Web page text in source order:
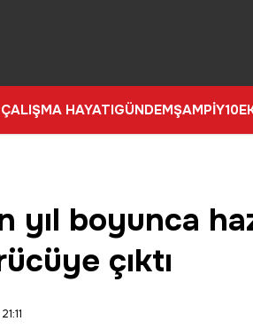
ÇALIŞMA HAYATIGÜNDEMŞAMPİY10
yıl boyunca
çıktı